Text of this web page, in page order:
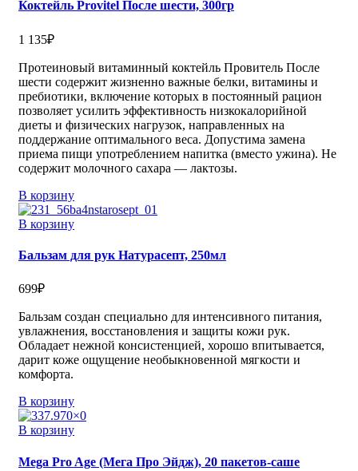
Коктейль Provitel После шести, 300гр
1 135₽
Протеиновый витаминный коктейль Провитель После
шести содержит жизненно важные белки, витамины и
пребиотики, включение которых в постоянный рацион
позволяет усилить эффективность низкокалорийной
диеты и физических нагрузок, направленных на
поддержание оптимального веса. Допустима замена
приема пищи употреблением напитка (вместо ужина). Не
содержит молочного сахара — лактозы.
В корзину
В корзину
Бальзам для рук Натурасепт, 250мл
699₽
Бальзам создан специально для интенсивного питания,
увлажнения, восстановления и защиты кожи рук.
Обладает нежной консистенцией, хорошо впитывается,
дарит коже ощущение необыкновенной мягкости и
комфорта.
В корзину
В корзину
Mega Pro Age (Мега Про Эйдж), 20 пакетов-саше